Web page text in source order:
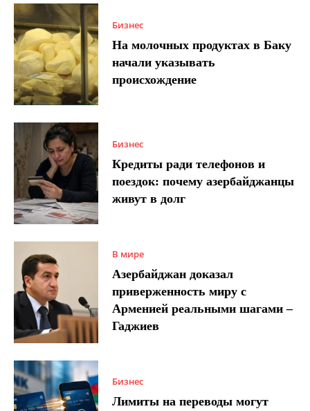
Бизнес
На молочных продуктах в Баку
начали указывать
происхождение
Бизнес
Кредиты ради телефонов и
поездок: почему азербайджанцы
живут в долг
В мире
Азербайджан доказал
приверженность миру с
Арменией реальными шагами –
Гаджиев
Бизнес
Лимиты на переводы могут